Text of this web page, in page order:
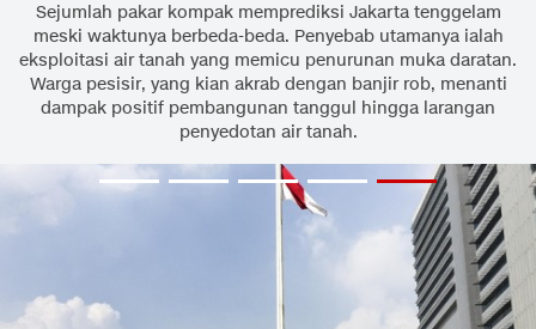
Sejumlah pakar kompak memprediksi Jakarta tenggelam
meski waktunya berbeda-beda. Penyebab utamanya ialah
eksploitasi air tanah yang memicu penurunan muka daratan.
Warga pesisir, yang kian akrab dengan banjir rob, menanti
dampak positif pembangunan tanggul hingga larangan
penyedotan air tanah.